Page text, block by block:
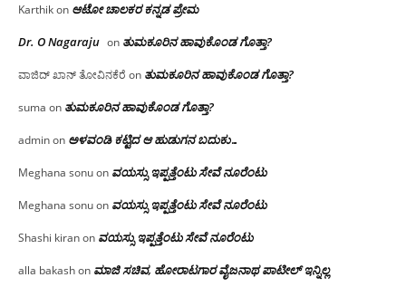
Karthikon ಆಟೋ ಚಾಲಕರ ಕನ್ನಡ ಪ್ರೇಮ
Dr. O Nagaraju on ತುಮಕೂರಿನ ಹಾವುಕೊಂಡ ಗೊತ್ತಾ?
ವಾಜಿದ್ ಖಾನ್ ತೋವಿನಕೆರೆ on ತುಮಕೂರಿನ ಹಾವುಕೊಂಡ ಗೊತ್ತಾ?
suma on ತುಮಕೂರಿನ ಹಾವುಕೊಂಡ ಗೊತ್ತಾ?
adminon ಅಳವಂಡಿ ಕಟ್ಟಿದ ಆ ಹುಡುಗನ ಬದುಕು…
Meghana sonuon ವಯಸ್ಸು ಇಪ್ಪತ್ತೆಂಟು ಸೇವೆ ನೂರೆಂಟು
Meghana sonuon ವಯಸ್ಸು ಇಪ್ಪತ್ತೆಂಟು ಸೇವೆ ನೂರೆಂಟು
Shashi kiranon ವಯಸ್ಸು ಇಪ್ಪತ್ತೆಂಟು ಸೇವೆ ನೂರೆಂಟು
alla bakashon ಮಾಜಿ ಸಚಿವ, ಹೋರಾಟಗಾರ ವೈಜನಾಥ ಪಾಟೀಲ್ ಇನ್ನಿಲ್ಲ